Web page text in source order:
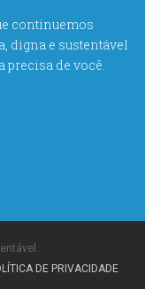
continuemos
digna e sustentável
precisa de você.
DE PRIVACIDADE